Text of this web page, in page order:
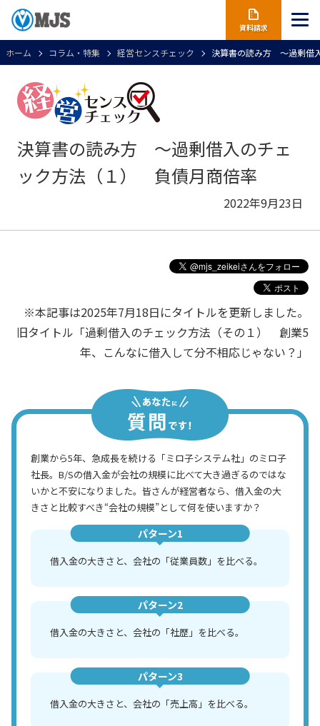
資料請求
ホーム コラム・特集 経営センスチェック 決算書の読み方 ～過剰借
決算書の読み方 ～過剰借入のチェ
ック方法（１） 負債月商倍率
2022年9月23日
※本記事は2025年7月18日にタイトルを更新しました。
旧タイトル「過剰借入のチェック方法（その１） 創業5
年、こんなに借入して分不相応じゃない？」
創業から5年、急成長を続ける「ミロ子システム社」のミロ子
社長。B/Sの借入金が会社の規模に比べて大き過ぎるのではな
いかと不安になりました。皆さんが経営者なら、借入金の大
きさと比較すべき“会社の規模”として何を使いますか？
パターン1
借入金の大きさと、会社の「従業員数」を比べる。
パターン2
借入金の大きさと、会社の「社歴」を比べる。
パターン3
借入金の大きさと、会社の「売上高」を比べる。